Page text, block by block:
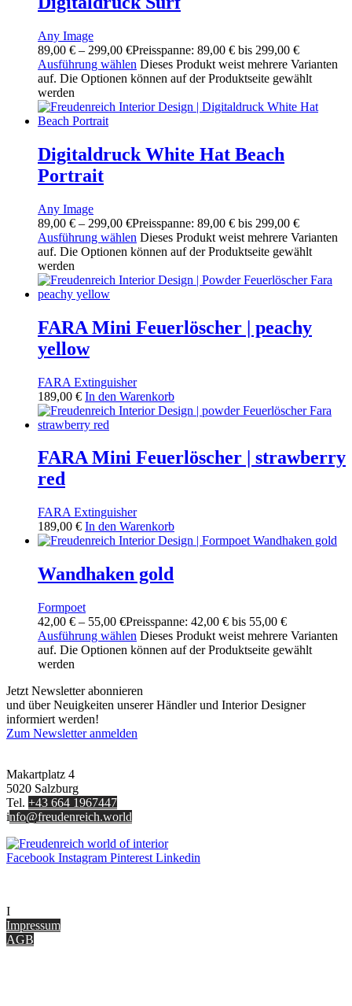
Any Image
89,00 € – 299,00 €Preisspanne: 89,00 € bis 299,00 €
Ausführung wählen Dieses Produkt weist mehrere Varianten
auf. Die Optionen können auf der Produktseite gewählt
werden
Digitaldruck White Hat Beach
Portrait
Any Image
89,00 € – 299,00 €Preisspanne: 89,00 € bis 299,00 €
Ausführung wählen Dieses Produkt weist mehrere Varianten
auf. Die Optionen können auf der Produktseite gewählt
werden
FARA Mini Feuerlöscher | peachy
yellow
FARA Extinguisher
189,00 € In den Warenkorb
FARA Mini Feuerlöscher | strawberry
red
FARA Extinguisher
189,00 € In den Warenkorb
Wandhaken gold
Formpoet
42,00 € – 55,00 €Preisspanne: 42,00 € bis 55,00 €
Ausführung wählen Dieses Produkt weist mehrere Varianten
auf. Die Optionen können auf der Produktseite gewählt
werden
Jetzt Newsletter abonnieren
und über Neuigkeiten unserer Händler und Interior Designer
informiert werden!
Zum Newsletter anmelden
Makartplatz 4
5020 Salzburg
Tel. +43 664 1967447
info@freudenreich.world
Facebook Instagram Pinterest Linkedin
I
Impressum
AGB